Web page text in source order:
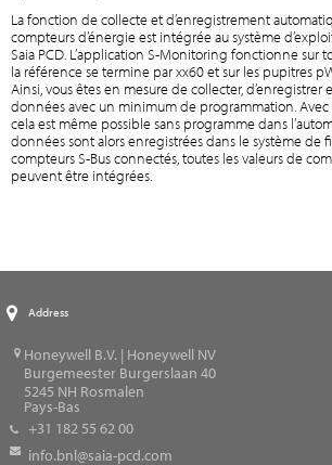
La fonction de collecte et d’enregistrement
compteurs d’énergie est intégrée au système
Saia PCD. L’application S-Monitoring fonctionne sur
la référence se termine par xx60 et sur les pupitres
Ainsi, vous êtes en mesure de collecter, d’enregistrer
données avec un minimum de programmation. Avec
cela est même possible sans programme dans
données sont alors enregistrées dans le système de
compteurs S-Bus connectés, toutes les valeurs de
peuvent être intégrées.
Address
Honeywell B.V. | Honeywell NV
Burgemeester Burgerslaan 40
5245 NH Rosmalen
Pays-Bas
+31 182 55 62 00
info.bnl@saia-pcd.com